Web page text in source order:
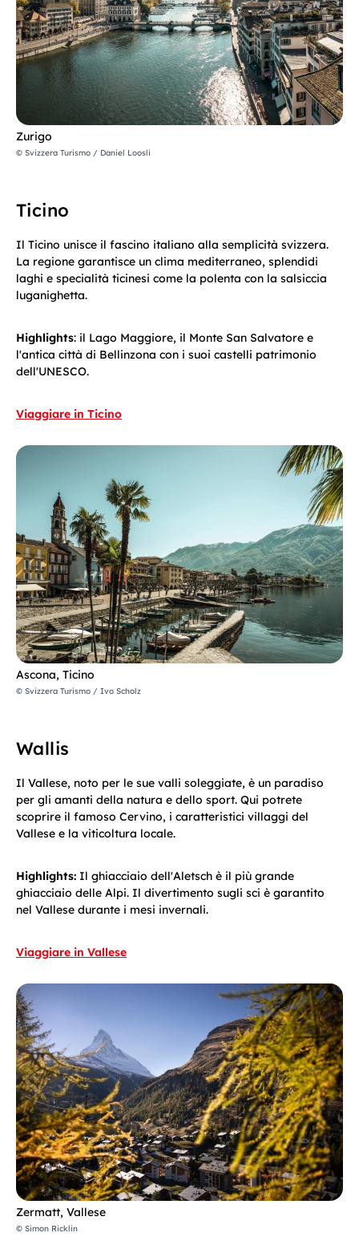
Zurigo
© Svizzera Turismo / Daniel Loosli
Ticino
Il Ticino unisce il fascino italiano alla semplicità svizzera.
La regione garantisce un clima mediterraneo, splendidi
laghi e specialità ticinesi come la polenta con la salsiccia
luganighetta.
Highlights: il Lago Maggiore, il Monte San Salvatore e
l'antica città di Bellinzona con i suoi castelli patrimonio
dell'UNESCO.
Viaggiare in Ticino
Ascona, Ticino
© Svizzera Turismo / Ivo Scholz
Wallis
Il Vallese, noto per le sue valli soleggiate, è un paradiso
per gli amanti della natura e dello sport. Qui potrete
scoprire il famoso Cervino, i caratteristici villaggi del
Vallese e la viticoltura locale.
Highlights: Il ghiacciaio dell'Aletsch è il più grande
ghiacciaio delle Alpi. Il divertimento sugli sci è garantito
nel Vallese durante i mesi invernali.
Viaggiare in Vallese
Zermatt, Vallese
© Simon Ricklin